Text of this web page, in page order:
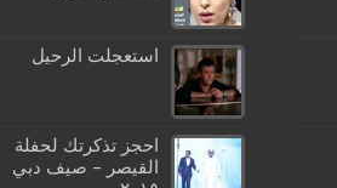
استعجلت الرحيل
احجز تذكرتك لحفلة
القيصر – صيف دبي